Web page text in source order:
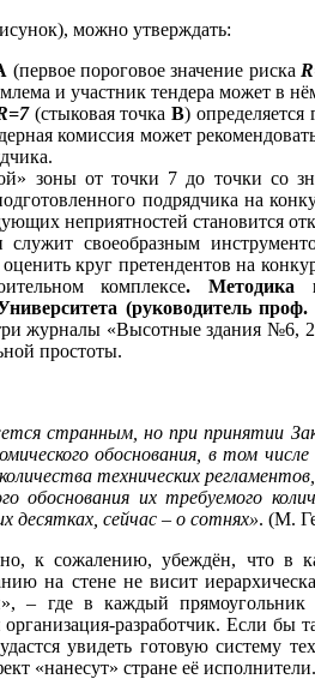
можно утверждать:
(первое пороговое значение риска R
и участник тендера может в
=7 (стыковая точкаВ)
комиссия может
зоны от точки 7 до точки со
подрядчика на
неприятностей становится
служит своеобразным
круг претендентов на
комплексе. Методика
Университета (руководитель
журналы «Высотные здания №6,
простоты.
странным, но при принятии
обоснования, в том
технических
обоснования их требуемого
десятках, сейчас – о сотнях». (М.
к сожалению, убеждён, что в
на стене не висит
– где в каждый
разработчик. Если бы
увидеть готовую систему
«нанесут» стране её